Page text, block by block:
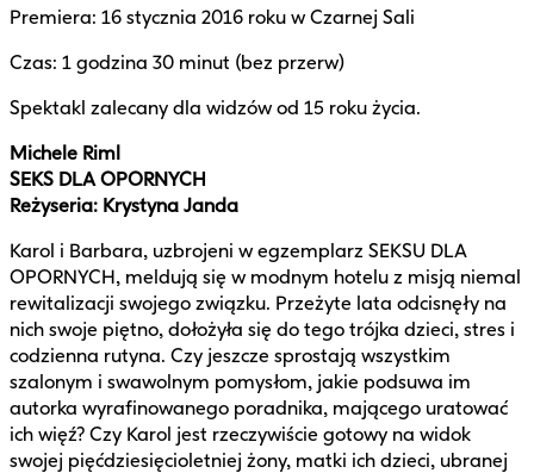
Premiera: 16 stycznia 2016 roku w Czarnej Sali
Czas: 1 godzina 30 minut (bez przerw)
Spektakl zalecany dla widzów od 15 roku życia.
Michele Riml
SEKS DLA OPORNYCH
Reżyseria: Krystyna Janda
Karol i Barbara, uzbrojeni w egzemplarz SEKSU DLA
OPORNYCH, meldują się w modnym hotelu z misją niemal
rewitalizacji swojego związku. Przeżyte lata odcisnęły na
nich swoje piętno, dołożyła się do tego trójka dzieci, stres i
codzienna rutyna. Czy jeszcze sprostają wszystkim
szalonym i swawolnym pomysłom, jakie podsuwa im
autorka wyrafinowanego poradnika, mającego uratować
ich więź? Czy Karol jest rzeczywiście gotowy na widok
swojej pięćdziesięcioletniej żony, matki ich dzieci, ubranej